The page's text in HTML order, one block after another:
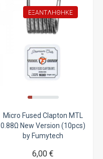
ΕΞΑΝΤΛΉΘΗΚΕ
Micro Fused Clapton MTL
0.88Ω New Version (10pcs)
by Fumytech
6,00 €